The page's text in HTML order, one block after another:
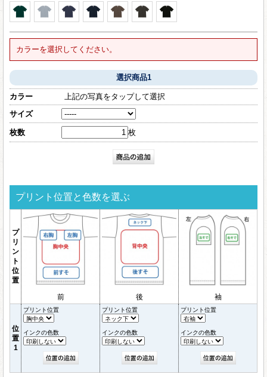
カラーを選択してください。
選択商品1
カラー
上記の写真をタップして選択
サイズ
枚数 枚
プリント位置と色数を選ぶ
プ
リ
ン
ト
位
置
前
後 袖
位
置
1
プリント位置
インクの色数
プリント位置
インクの色数
プリント位置
インクの色数